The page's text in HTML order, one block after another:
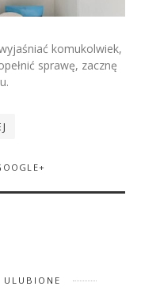
z
komukolwiek,
sprawę, zacznę
ULUBIONE